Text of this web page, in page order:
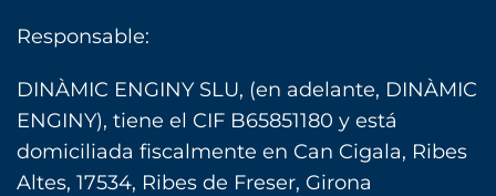
Responsable:
DINÀMIC ENGINY SLU, (en adelante, DINÀMIC
ENGINY), tiene el CIF B65851180 y está
domiciliada fiscalmente en Can Cigala, Ribes
Altes, 17534, Ribes de Freser, Girona